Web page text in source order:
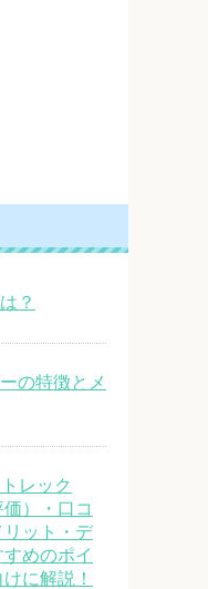
？
の特徴とメ
レック
）・口コ
リット・デ
めのポイ
に解説！